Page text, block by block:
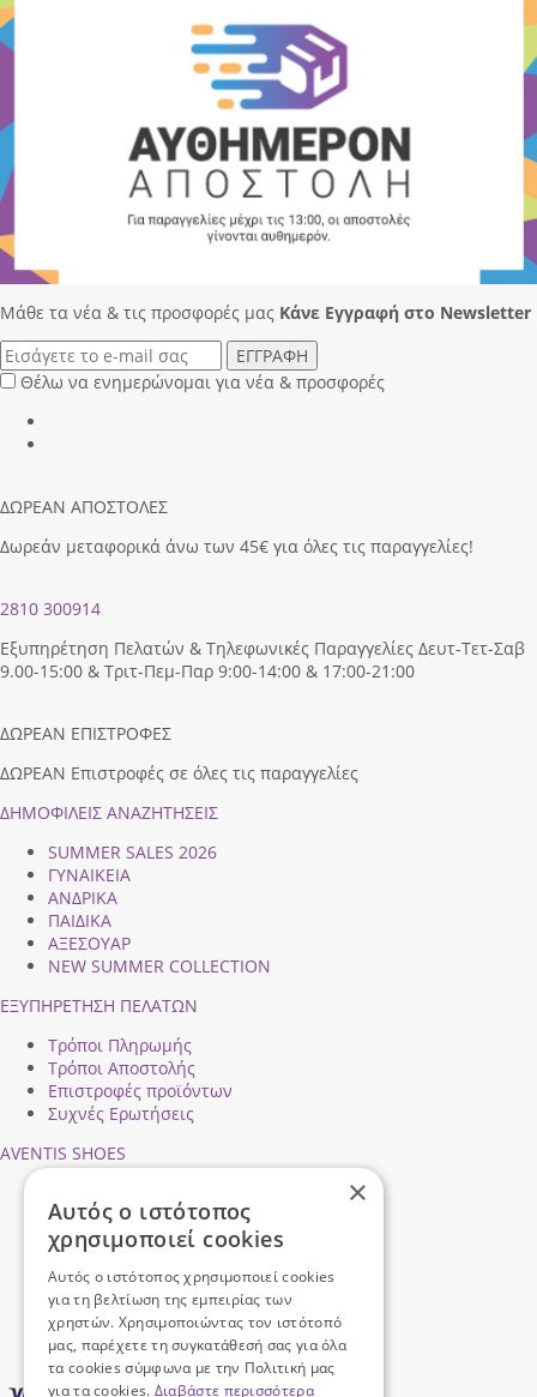
Μάθε τα νέα & τις προσφορές μας Κάνε Eγγραφή στο Newsletter
ΕΓΓΡΑΦΗ
Θέλω να ενημερώνομαι για νέα & προσφορές
ΔΩΡΕΑΝ ΑΠΟΣΤΟΛΕΣ
Δωρεάν μεταφορικά άνω των 45€ για όλες τις παραγγελίες!
2810 300914
Εξυπηρέτηση Πελατών & Τηλεφωνικές Παραγγελίες Δευτ-Τετ-Σαβ
9.00-15:00 & Τριτ-Πεμ-Παρ 9:00-14:00 & 17:00-21:00
ΔΩΡΕΑΝ ΕΠΙΣΤΡΟΦΕΣ
ΔΩΡΕΑΝ Επιστροφές σε όλες τις παραγγελίες
ΔΗΜΟΦΙΛEIΣ ΑΝΑΖΗΤΗΣΕΙΣ
SUMMER SALES 2026
ΓΥΝΑΙΚΕΙΑ
ΑΝΔΡΙΚΑ
ΠΑΙΔΙΚΑ
ΑΞΕΣΟΥΑΡ
NEW SUMMER COLLECTION
ΕΞΥΠΗΡΕΤΗΣΗ ΠΕΛΑΤΩΝ
Τρόποι Πληρωμής
Τρόποι Αποστολής
Επιστροφές προϊόντων
Συχνές Ερωτήσεις
AVENTIS SHOES
Ασφάλεια Συναλλαγών
Προσωπικά Δεδομένα
Όροι Χρήσης
×
Αυτός ο ιστότοπος
χρησιμοποιεί cookies
Αυτός ο ιστότοπος χρησιμοποιεί cookies
για τη βελτίωση της εμπειρίας των
χρηστών. Χρησιμοποιώντας τον ιστότοπό
μας, παρέχετε τη συγκατάθεσή σας για όλα
τα cookies σύμφωνα με την Πολιτική μας
για τα cookies. Διαβάστε περισσότερα